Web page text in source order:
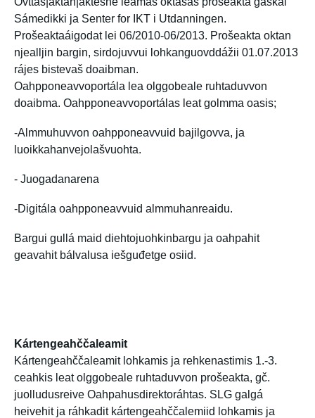
Sámedikki ja Senter for IKT i Utdanningen.
Prošeaktaáigodat lei 06/2010-06/2013. Prošeakta oktan
njealljin bargin, sirdojuvvui lohkanguovddážii 01.07.2013
rájes bistevaš doaibman.
Oahpponeavvoportála lea olggobeale ruhtaduvvon
doaibma. Oahpponeavvoportálas leat golmma oasis;
-Almmuhuvvon oahpponeavvuid bajilgovva, ja
luoikkahanvejolašvuohta.
- Juogadanarena
-Digitála oahpponeavvuid almmuhanreaidu.
Bargui gullá maid diehtojuohkinbargu ja oahpahit
geavahit bálvalusa iešguđetge osiid.
Kártengeahččaleamit
Kártengeahččaleamit lohkamis ja rehkenastimis 1.-3.
ceahkis leat olggobeale ruhtaduvvon prošeakta, gč.
juolludusreive Oahpahusdirektoráhtas. SLG galgá
heivehit ja ráhkadit kártengeahččalemiid lohkamis ja